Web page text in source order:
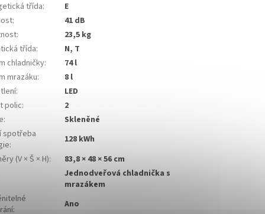
třída:
E
:
41 dB
:
23,5 kg
třída:
N, T
chladničky:
74 l
mrazáku:
8 l
:
LED
polic:
2
:
Skleněné
spotřeba
:
128 kWh
(V × Š × H):
83,8 × 48 × 56 cm
Jednodveřová chladnička s
mrazákem
: Ano